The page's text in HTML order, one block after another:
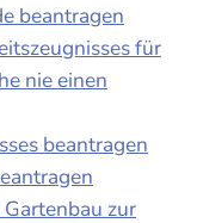
beantragen
für
nie einen
beantragen
zur